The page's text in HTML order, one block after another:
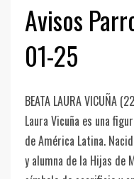
Avisos
01-25
BEATA LAURA VICUÑA
Laura Vicuña es una
de América Latina.
y alumna de la Hijas de